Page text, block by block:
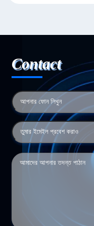
Contact